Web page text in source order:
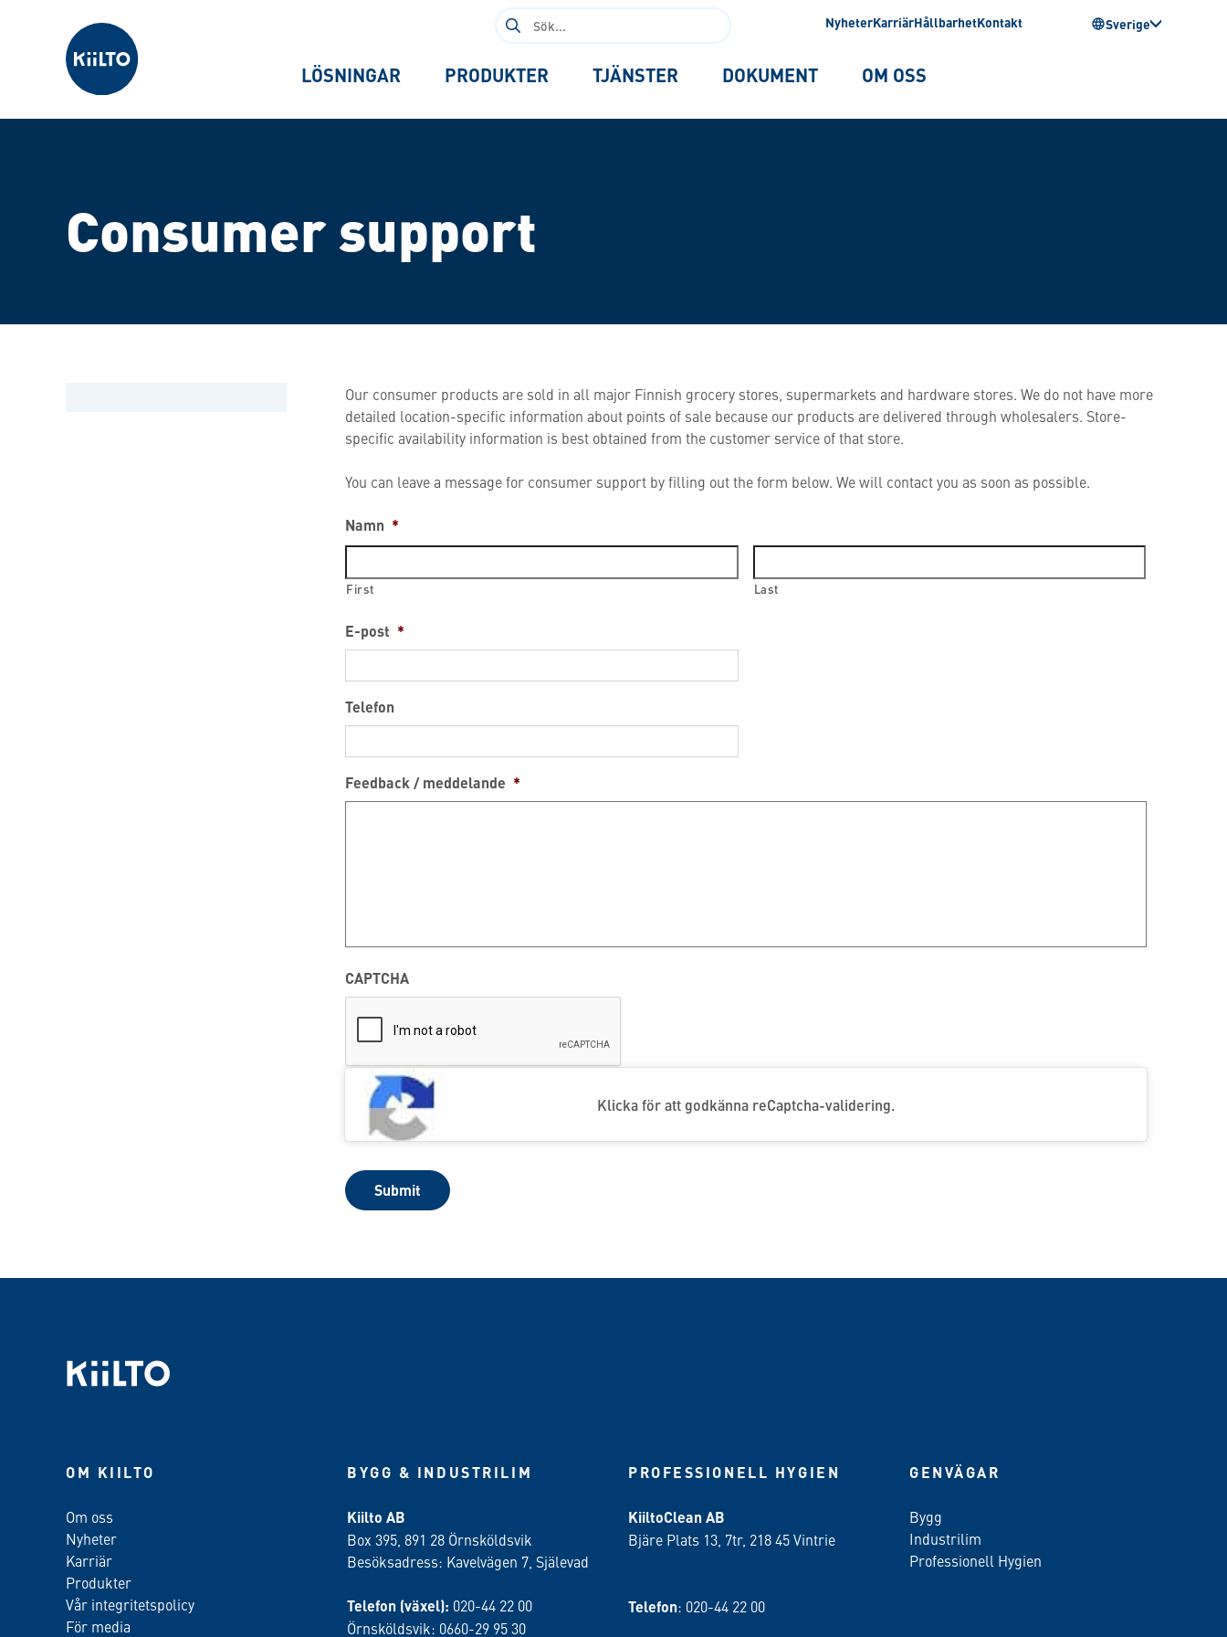
Kiilto Sweden
Sök
efter:
NyheterKarriärHållbarhetKontakt Sverige
LÖSNINGAR PRODUKTER TJÄNSTER DOKUMENT OM OSS
Consumer support
Our consumer products are sold in all major Finnish grocery stores, supermarkets and hardware stores. We do not have more
detailed location-specific information about points of sale because our products are delivered through wholesalers. Store-
specific availability information is best obtained from the customer service of that store.
You can leave a message for consumer support by filling out the form below. We will contact you as soon as possible.
Namn *
First Last
E-post *
Telefon
Feedback / meddelande *
CAPTCHA
Klicka för att godkänna reCaptcha-validering.
Submit
OM KIILTO
Om oss
Nyheter
Karriär
Produkter
Vår integritetspolicy
För media
BYGG & INDUSTRILIM
Kiilto AB
Box 395, 891 28 Örnsköldsvik
Besöksadress: Kavelvägen 7, Själevad
Telefon (växel): 020-44 22 00
Örnsköldsvik: 0660-29 95 30
PROFESSIONELL HYGIEN
KiiltoClean AB
Bjäre Plats 13, 7tr, 218 45 Vintrie
Telefon: 020-44 22 00
GENVÄGAR
Bygg
Industrilim
Professionell Hygien